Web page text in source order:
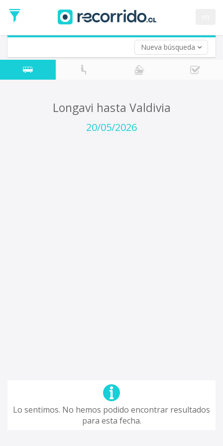
Nueva búsqueda
de
Ida
Vuelta (opcional)
Fecha
de
Longavi hasta Valdivia
20/05/2026
Lo sentimos. No hemos podido encontrar resultados
para esta fecha.